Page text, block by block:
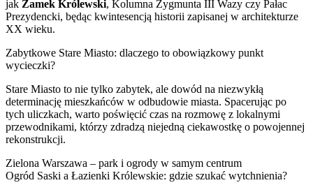
jak Zamek Królewski, Kolumna Zygmunta III Wazy czy Pałac
Prezydencki, będąc kwintesencją historii zapisanej w architekturze
XX wieku.
Zabytkowe Stare Miasto: dlaczego to obowiązkowy punkt
wycieczki?
Stare Miasto to nie tylko zabytek, ale dowód na niezwykłą
determinację mieszkańców w odbudowie miasta. Spacerując po
tych uliczkach, warto poświęcić czas na rozmowę z lokalnymi
przewodnikami, którzy zdradzą niejedną ciekawostkę o powojennej
rekonstrukcji.
Zielona Warszawa – park i ogrody w samym centrum
Ogród Saski a Łazienki Królewskie: gdzie szukać wytchnienia?